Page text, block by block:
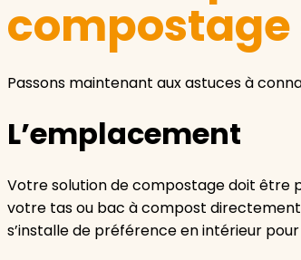
Passons maintenant aux astuces à
L’emplacement
Votre solution de compostage doit être
votre tas ou bac à compost
s’installe de préférence en intérieur